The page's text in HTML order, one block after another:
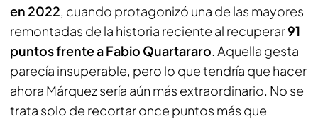
en 2022, cuando protagonizó una de las mayores
remontadas de la historia reciente al recuperar91
puntos frente a Fabio Quartararo. Aquella gesta
parecía insuperable, pero lo que tendría que hacer
ahora Márquez sería aún más extraordinario. No se
trata solo de recortar once puntos más que